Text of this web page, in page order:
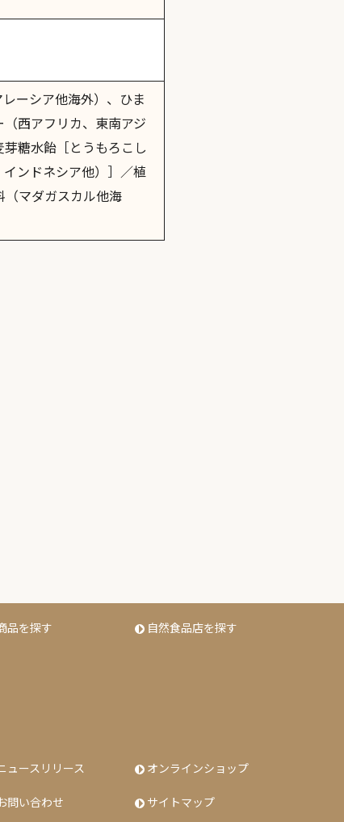
ーシア他海外）、ひま
西アフリカ、東南アジ
糖水飴［とうもろこし
インドネシア他）］／植
（マダガスカル他海
品を探す 自然食品店を探す
ュースリリース オンラインショップ
問い合わせ サイトマップ